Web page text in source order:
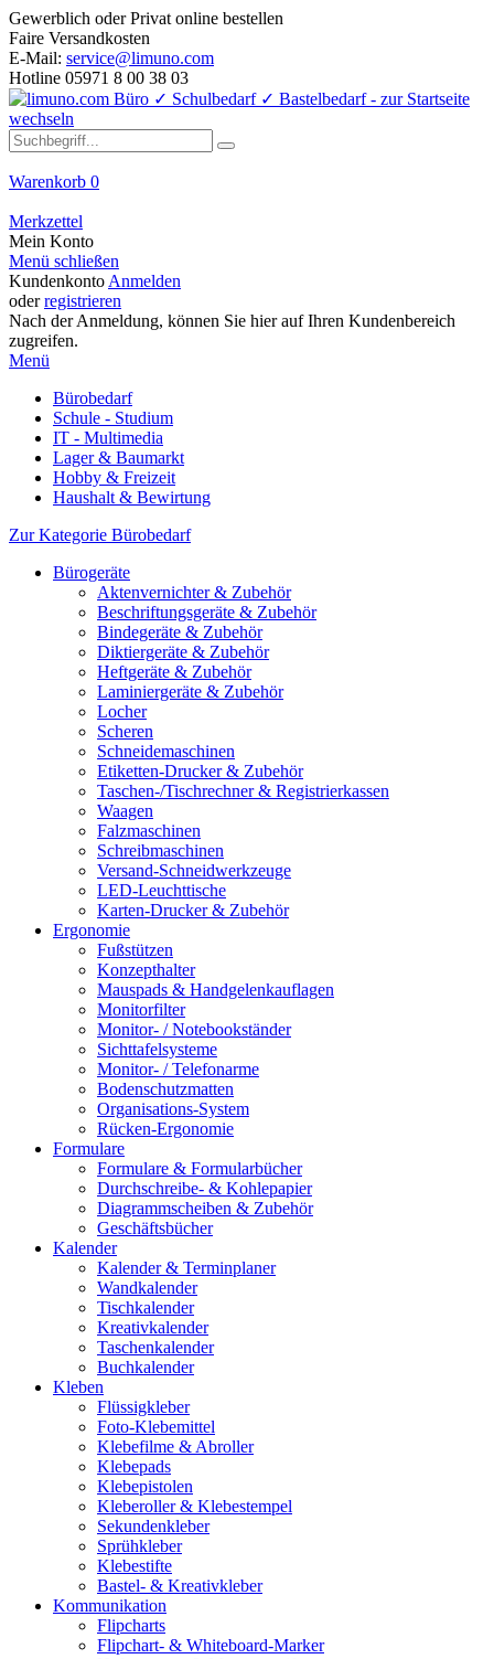
Gewerblich oder Privat online bestellen
Faire Versandkosten
E-Mail: service@limuno.com
Hotline 05971 8 00 38 03
Warenkorb 0
Merkzettel
Mein Konto
Menü schließen
Kundenkonto Anmelden
oderregistrieren
Nach der Anmeldung, können Sie hier auf Ihren Kundenbereich
zugreifen.
Menü
Bürobedarf
Schule - Studium
IT - Multimedia
Lager & Baumarkt
Hobby & Freizeit
Haushalt & Bewirtung
Zur Kategorie Bürobedarf
Bürogeräte
Aktenvernichter & Zubehör
Beschriftungsgeräte & Zubehör
Bindegeräte & Zubehör
Diktiergeräte & Zubehör
Heftgeräte & Zubehör
Laminiergeräte & Zubehör
Locher
Scheren
Schneidemaschinen
Etiketten-Drucker & Zubehör
Taschen-/Tischrechner & Registrierkassen
Waagen
Falzmaschinen
Schreibmaschinen
Versand-Schneidwerkzeuge
LED-Leuchttische
Karten-Drucker & Zubehör
Ergonomie
Fußstützen
Konzepthalter
Mauspads & Handgelenkauflagen
Monitorfilter
Monitor- / Notebookständer
Sichttafelsysteme
Monitor- / Telefonarme
Bodenschutzmatten
Organisations-System
Rücken-Ergonomie
Formulare
Formulare & Formularbücher
Durchschreibe- & Kohlepapier
Diagrammscheiben & Zubehör
Geschäftsbücher
Kalender
Kalender & Terminplaner
Wandkalender
Tischkalender
Kreativkalender
Taschenkalender
Buchkalender
Kleben
Flüssigkleber
Foto-Klebemittel
Klebefilme & Abroller
Klebepads
Klebepistolen
Kleberoller & Klebestempel
Sekundenkleber
Sprühkleber
Klebestifte
Bastel- & Kreativkleber
Kommunikation
Flipcharts
Flipchart- & Whiteboard-Marker